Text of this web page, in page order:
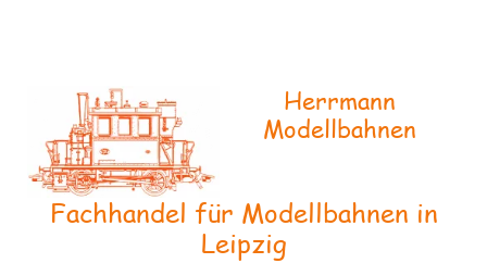
Herrmann
Modellbahnen
Fachhandel für Modellbahnen in
Leipzig